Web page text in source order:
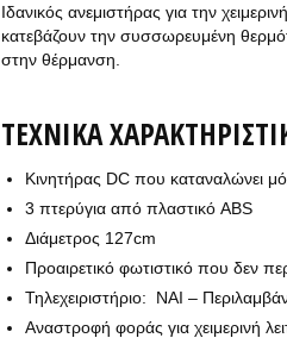
Ιδανικός ανεμιστήρας για την
κατεβάζουν την συσσωρευμένη
στην θέρμανση.
ΤΕΧΝΙΚΆ
Κινητήρας DC που καταναλώνει
3 πτερύγια από πλαστικό ABS
Διάμετρος 127cm
Προαιρετικό φωτιστικό που δεν
Τηλεχειριστήριο: ΝΑΙ –
Αναστροφή φοράς για χειμερινή